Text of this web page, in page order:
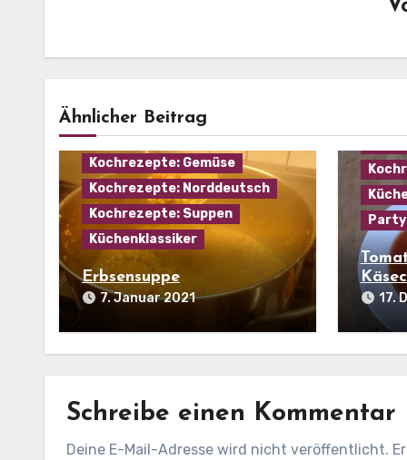
Ähnlicher Beitrag
Eintopf
Hausmannskost
Kochrezepte: Fleisch
Kochrezepte: Gemüse
Kochrezepte: Norddeutsch
Kochrezepte: Suppen
Küchenklassiker
Erbsensuppe
7. Januar 2021 17.
Schreibe einen Kommentar
Deine E-Mail-Adresse wird nicht veröffentlicht.